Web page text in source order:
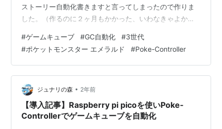
ストーリー自動化書きますと言ってしまったので作りま
した。（作るのに２ヶ月もかかった、いわなきゃよかっ
ださい。 ※2024/5/6追記 ver1.0.2に更新しました。
※2024/5/8追記 ver1.0.3に更新しました※2024/9/16追記
ver1.1.0に更新しました。※2024/9/18追記 ver1.1.1に更新
しました。古いverで動かして…
#ゲームキューブ #GC自動化 #3世代
#ポケットモンスター エメラルド #Poke-Controller
ジュナリの森 • 2年前
【導入記事】Raspberry pi picoを使いPoke-
Controllerでゲームキューブを自動化